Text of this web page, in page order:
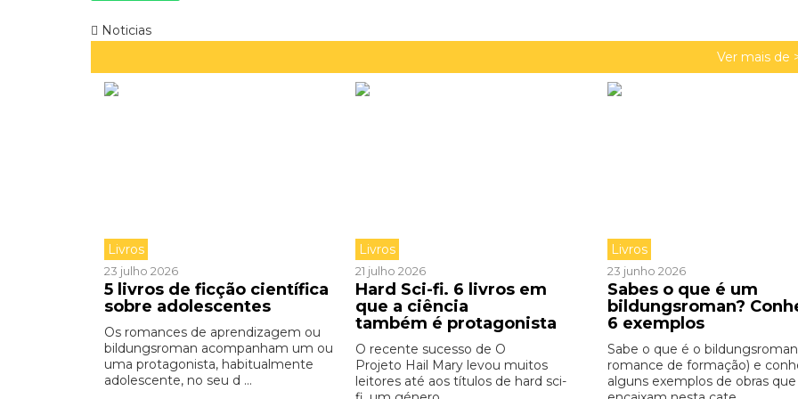
Noticias
Ver mais de
Livros
23 julho 2026
5 livros de ficção científica
sobre adolescentes
Os romances de aprendizagem ou
bildungsroman acompanham um ou
uma protagonista, habitualmente
adolescente, no seu d ...
Livros
21 julho 2026
Hard Sci-fi. 6 livros em
que a ciência
também é protagonista
O recente sucesso de O
Projeto Hail Mary levou muitos
leitores até aos títulos de hard sci-
Livros
23 junho 2026
Sabes o que é um
bildungsroman?
6 exemplos
Sabe o que é o
romance de formação) e
alguns exemplos de obras que